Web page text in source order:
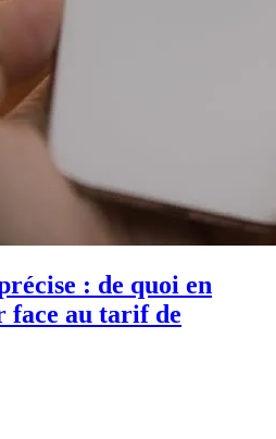
: de quoi en
face au tarif de